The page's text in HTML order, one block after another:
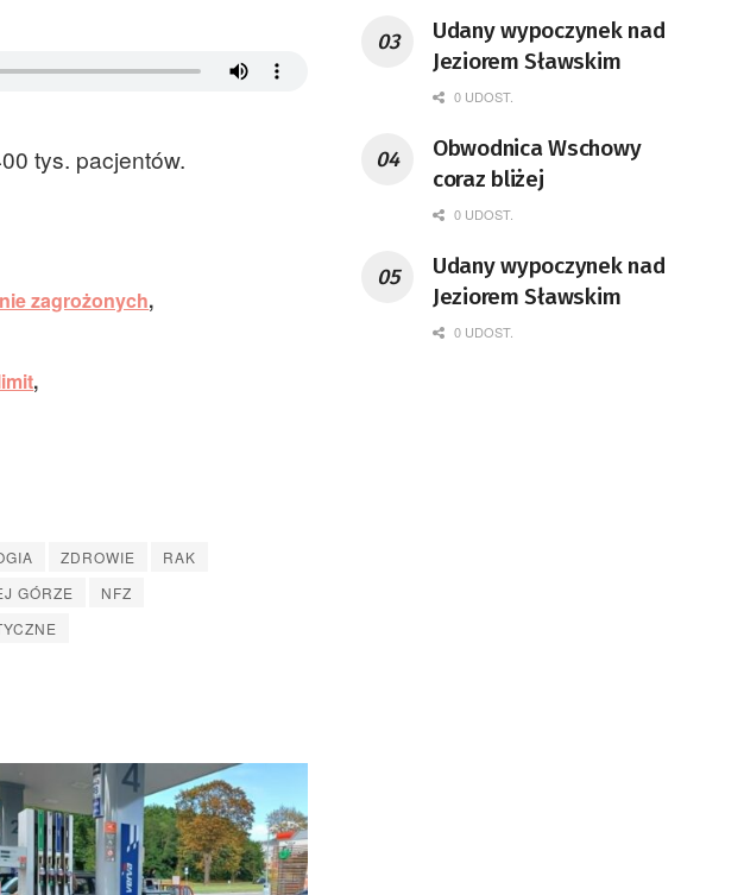
tys. pacjentów.
zagrożonych,
,
ZDROWIE
RAK
GÓRZE
NFZ
Udany wypoczynek nad
Jeziorem Sławskim
0 UDOST.
Obwodnica Wschowy
coraz bliżej
0 UDOST.
Udany wypoczynek nad
Jeziorem Sławskim
0 UDOST.